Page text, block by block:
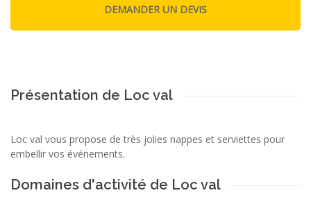
Présentation de Loc val
Loc val vous propose de très jolies nappes et serviettes pour
embellir vos événements.
Domaines d'activité de Loc val